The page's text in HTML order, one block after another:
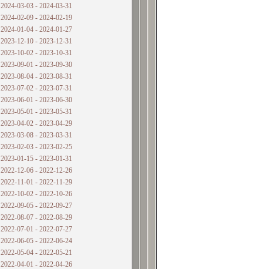
2024-03-03 - 2024-03-31
2024-02-09 - 2024-02-19
2024-01-04 - 2024-01-27
2023-12-10 - 2023-12-31
2023-10-02 - 2023-10-31
2023-09-01 - 2023-09-30
2023-08-04 - 2023-08-31
2023-07-02 - 2023-07-31
2023-06-01 - 2023-06-30
2023-05-01 - 2023-05-31
2023-04-02 - 2023-04-29
2023-03-08 - 2023-03-31
2023-02-03 - 2023-02-25
2023-01-15 - 2023-01-31
2022-12-06 - 2022-12-26
2022-11-01 - 2022-11-29
2022-10-02 - 2022-10-26
2022-09-05 - 2022-09-27
2022-08-07 - 2022-08-29
2022-07-01 - 2022-07-27
2022-06-05 - 2022-06-24
2022-05-04 - 2022-05-21
2022-04-01 - 2022-04-26